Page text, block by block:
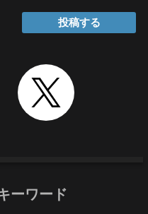
投稿する
ーワード